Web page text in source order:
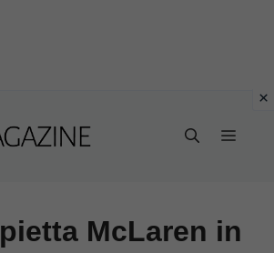
McLaren in